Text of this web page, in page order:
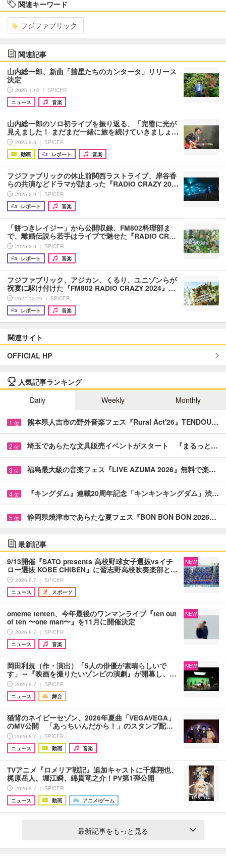
関連キーワード
フジファブリック
関連記事
山内総一郎、新曲「彗星たちのカンタータ」リリース
決定
2026.1.16 ｜ SPICER
ニュース
音楽
山内総一郎のソロ初ライブを振り返る、「完璧に光が
見えました！ まだまだ一緒に旅を続けていきましょ…
2025.8.6 ｜ SPICER
動画
レポート 音楽
フジファブリックの休止前関西ラストライブ、岸谷香
らの共演などドラマが詰まった『RADIO CRAZY 20…
2025.2.9 ｜ SPICER
レポート
音楽
「餅つきレイジー」から公開収録、FM802料理部ま
で、離婚伝説ら若手はライブで魅せた『RADIO CR…
2025.2.9 ｜ SPICER
レポート
音楽
フジファブリック、アジカン、くるり、ユニゾンらが
祝宴に駆け付けた『FM802 RADIO CRAZY 2024』…
2024.12.29 ｜ SPICER
レポート
音楽
関連サイト
OFFICIAL HP
人気記事ランキング
Daily
Weekly Monthly
1 位 熊本県人吉市の野外音楽フェス『Rural Act'26』TENDOU…
2 位 埼玉であらたな文具販売イベントがスタート 『まるっと…
3 位 福島最大級の音楽フェス『LIVE AZUMA 2026』無料で楽…
4 位 『キングダム』連載20周年記念「キンキンキングダム」渋…
5 位 静岡県焼津市であらたな夏フェス『BON BON BON 2026…
最新記事
9/13開催『SATO presents 高校野球女子選抜vsイチ
ロー選抜 KOBE CHIBEN』に習志野高校吹奏楽部と…
2026.8.7 ｜ SPICER
ニュース
スポーツ
NEW
omeme tenten、今年最後のワンマンライブ『ten out
of ten 〜one man〜』を11月に開催決定
2026.8.7 ｜ SPICER
ニュース
音楽
NEW
岡田利規（作・演出）「5人の俳優が素晴らしいで
す」～『映画を撮りたいゾンビの演劇』が開幕し、…
2026.8.7 ｜ SPICER
ニュース
舞台
NEW
猫背のネイビーセゾン、2026年夏曲「VEGAVEGA」
のMV公開 「あっちいんだから！」のスタンプ配…
2026.8.7 ｜ SPICER
ニュース
動画 音楽
TVアニメ『ロメリア戦記』追加キャストに千葉翔也、
梶原岳人、堀江瞬、綿貫竜之介！PV第1弾公開
2026.8.7 ｜ SPICER
ニュース
動画 アニメ/ゲーム
最新記事をもっと見る